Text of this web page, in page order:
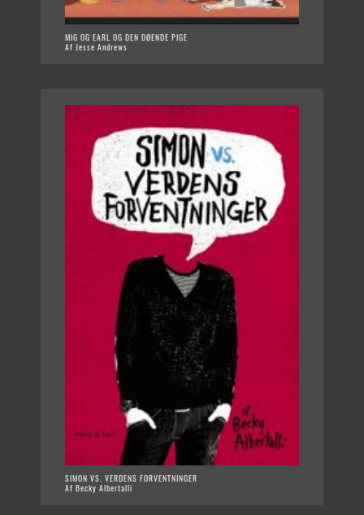
MIG OG EARL OG DEN DØENDE PIGE
Af Jesse Andrews
SIMON VS. VERDENS FORVENTNINGER
Af Becky Albertalli